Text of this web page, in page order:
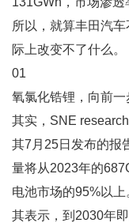
所以，就算丰田汽
际上改变不了什么。
01
氧氯化锆锂，向前一
其实，SNE
其7月25日发布的报
量将从2023年的
电池市场的95%以上
其表示，到2030年